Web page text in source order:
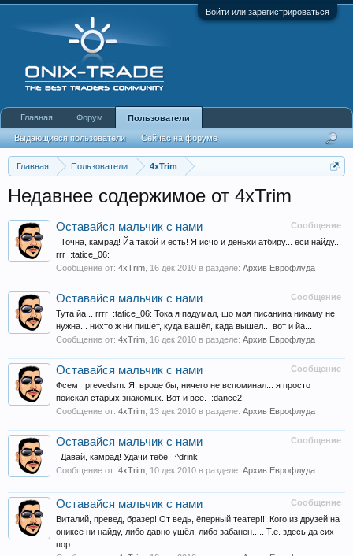
Войти или зарегистрироваться
Главная Пользователи 4xTrim
Недавнее содержимое от 4xTrim
Сообщение
Оставайся мальчик с нами
Точна, камрад! Йа такой и есть! Я исчо и деньхи атбиру... еси найду...
ггг :tatice_06:
Сообщение от: 4xTrim 16 дек 2010 в разделе: Архив Еврофлуда
Сообщение
Оставайся мальчик с нами
Тута йа... гггг :tatice_06: Тока я падумал, шо мая писанина никаму не
нужна... нихто ж ни пишет, куда вашёл, када вышел... вот и йа...
Сообщение от: 4xTrim 16 дек 2010 в разделе: Архив Еврофлуда
Сообщение
Оставайся мальчик с нами
Фсем :prevedsm: Я, вроде бы, ничего не вспоминал... я просто
поискал старых знакомых. Вот и всё. :dance2:
Сообщение от: 4xTrim 13 дек 2010 в разделе: Архив Еврофлуда
Сообщение
Оставайся мальчик с нами
Давай, камрад! Удачи тебе! ^drink
Сообщение от: 4xTrim 10 дек 2010 в разделе: Архив Еврофлуда
Сообщение
Оставайся мальчик с нами
Виталий, превед, бразер! От ведь, ёперный театер!!! Кого из друзей на
ониксе ни найду, либо давно ушёл, либо забанен..... Т.е. здесь да сих
пор...
Главная Форум Пользователи
Выдающиеся пользователи Сейчас на форуме
Недавняя активность Новые сообщения профиля